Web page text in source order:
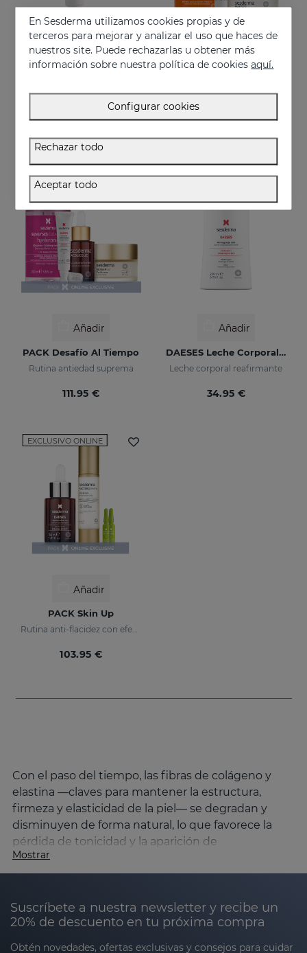
Añadir
DAESES Contorno De Ojos Y Labios
Efecto lifting inmediato y duradero
Añadir
PACK Trío Perfecto Efecto Lifting
Rutina firmeza al instante
EXCLUSIVO ONLINE
Añadir
PACK Desafío Al Tiempo
Rutina antiedad suprema
111.95 €
Añadir
DAESES Leche Corporal Reafirmante
Leche corporal reafirmante
34.95 €
EXCLUSIVO ONLINE
Añadir
PACK Skin Up
Rutina anti-flacidez con efecto tensor inmediato
103.95 €
Con el paso del tiempo, las fibras de colágeno y
elastina —claves para mantener la estructura,
firmeza y elasticidad de la piel— se degradan y
disminuyen de forma natural, lo que favorece la
pérdida de tonicidad y la aparición de
descolgamiento cutáneo, para combatirlo
Sesderma ha creado la línea DAESES.
Causas de la pérdida de firmeza en la piel y
cómo mejorarla
Mostrar
Suscríbete a nuestra newsletter y recibe un
20% de descuento en tu próxima compra
Obtén novedades, ofertas exclusivas y consejos para cuidar
En Sesderma utilizamos cookies propias y de
terceros para mejorar y analizar el uso que haces de
nuestros site. Puede rechazarlas u obtener más
información sobre nuestra política de cookiesaquí.
Configurar cookies
Rechazar todo
Aceptar todo